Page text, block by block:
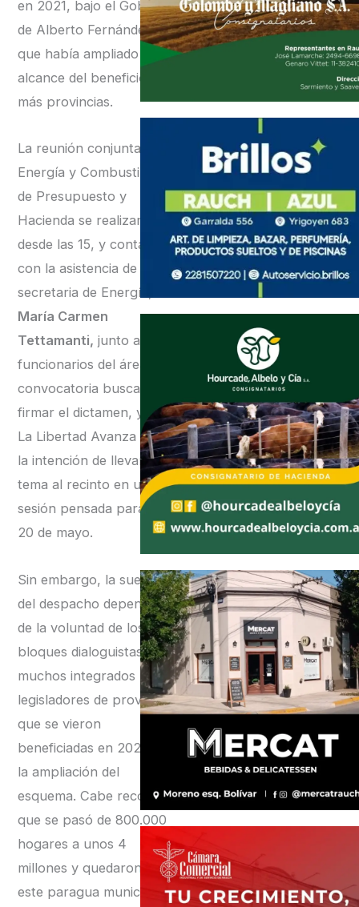
en 2021, bajo el Gobierno
de Alberto Fernández,
que había ampliado el
alcance del beneficio a
más provincias.
La reunión conjunta de
Energía y Combustibles y
de Presupuesto y
Hacienda se realizará
desde las 15, y contará
con la asistencia de la
secretaria de Energía,
María Carmen
Tettamanti, junto a otros
funcionarios del área. La
convocatoria buscará
firmar el dictamen, ya que
La Libertad Avanza tiene
la intención de llevar este
tema al recinto en una
sesión pensada para el
20 de mayo.
Sin embargo, la suerte
del despacho dependerá
de la voluntad de los
bloques dialoguistas,
muchos integrados por
legisladores de provincias
que se vieron
beneficiadas en 2021 con
la ampliación del
esquema. Cabe recordar
que se pasó de 800.000
hogares a unos 4
millones y quedaron bajo
este paragua municipios